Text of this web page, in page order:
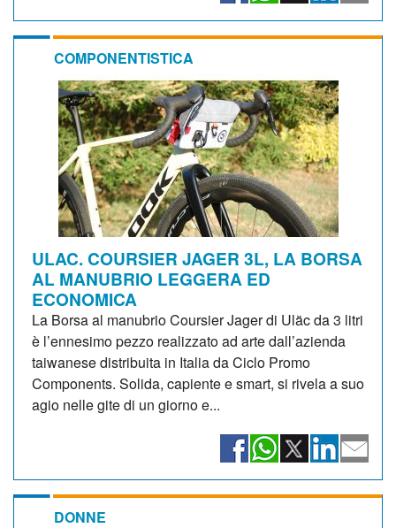
COMPONENTISTICA
ULAC. COURSIER JAGER 3L, LA BORSA
AL MANUBRIO LEGGERA ED
ECONOMICA
La Borsa al manubrio Coursier Jager di Uläc da 3 litri
è l’ennesimo pezzo realizzato ad arte dall’azienda
taiwanese distribuita in Italia da Ciclo Promo
Components. Solida, capiente e smart, si rivela a suo
agio nelle gite di un giorno e...
DONNE